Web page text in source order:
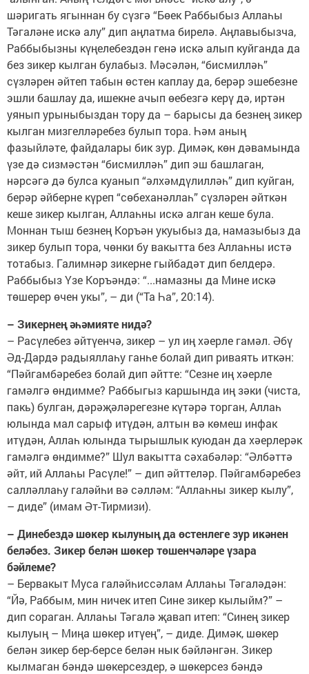
шәригать ягыннан бу сүзгә “Бөек Раббыбыз Аллаһы
Тәгаләне искә алу” дип аңлатма бирелә. Аңлавыбызча,
Раббыбызны күңелебездән генә искә алып куйганда да
без зикер кылган булабыз. Мәсәлән, “бисмилләһ”
сүзләрен әйтеп табын өстен каплау да, берәр эшебезне
эшли башлау да, ишекне ачып өебезгә керү дә, иртән
уянып урыныбыздан тору да – барысы да безнең зикер
кылган мизгелләребез булып тора. Һәм аның
фазыйләте, файдалары бик зур. Димәк, көн дәвамында
үзе дә сизмәстән “бисмилләһ” дип эш башлаган,
нәрсәгә дә булса куанып “әлхәмдүлилләһ” дип куйган,
берәр әйберне күреп “сөбеханәллаһ” сүзләрен әйткән
кеше зикер кылган, Аллаһны искә алган кеше була.
Моннан тыш безнең Коръән укуыбыз да, намазыбыз да
зикер булып тора, чөнки бу вакытта без Аллаһны истә
тотабыз. Галимнәр зикерне гыйбадәт дип белдерә.
Раббыбыз Үзе Коръәндә: “...намазны да Мине искә
төшерер өчен укы”, – ди (“Та Һа”, 20:14).
– Зикернең әһәмияте нидә?
– Расүлебез әйтүенчә, зикер – ул иң хәерле гамәл. Әбү
Әд-Дардә радыяллаһу ганһе болай дип риваять иткән:
“Пәйгамбәребез болай дип әйтте: “Сезне иң хәерле
гамәлгә өндимме? Раббыгыз каршында иң зәки (чиста,
пакь) булган, дәрәҗәләрегезне күтәрә торган, Аллаһ
юлында мал сарыф итүдән, алтын вә көмеш инфак
итүдән, Аллаһ юлында тырышлык куюдан да хәерлерәк
гамәлгә өндимме?” Шул вакытта сәхабәләр: “Әлбәттә
әйт, ий Аллаһы Расүле!” – дип әйттеләр. Пәйгамбәребез
салләллаһу галәйһи вә сәлләм: “Аллаһны зикер кылу”,
– диде” (имам Әт-Тирмизи).
– Динебездә шөкер кылуның да өстенлеге зур икәнен
беләбез. Зикер белән шөкер төшенчәләре үзара
бәйлеме?
– Бервакыт Муса галәйһиссәлам Аллаһы Тәгаләдән:
“Йә, Раббым, мин ничек итеп Сине зикер кылыйм?” –
дип сораган. Аллаһы Тәгалә җавап итеп: “Синең зикер
кылуың – Миңа шөкер итүең”, – диде. Димәк, шөкер
белән зикер бер-берсе белән нык бәйләнгән. Зикер
кылмаган бәндә шөкерсездер, ә шөкерсез бәндә